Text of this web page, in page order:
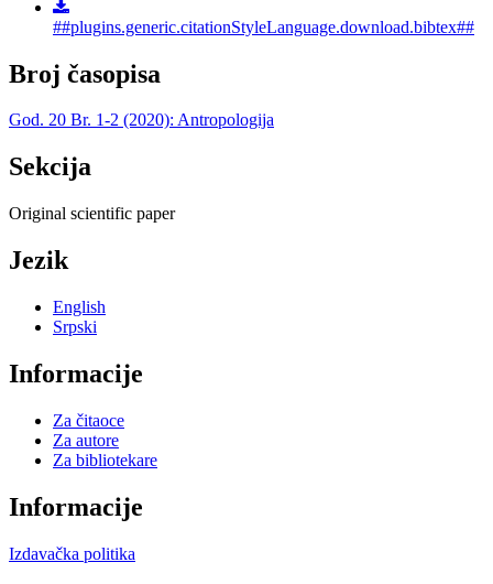
##plugins.generic.citationStyleLanguage.download.bibtex##
Broj časopisa
God. 20 Br. 1-2 (2020): Antropologija
Sekcija
Original scientific paper
Jezik
English
Srpski
Informacije
Za čitaoce
Za autore
Za bibliotekare
Informacije
Izdavačka politika